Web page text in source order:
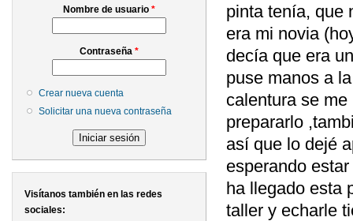
Nombre de usuario *
Contraseña *
Crear nueva cuenta
Solicitar una nueva contraseña
Visítanos también en las redes
sociales:
pinta tenía, que
era mi novia
decía que era
puse manos a
calentura se
prepararlo
así que lo dejé
esperando
ha llegado esta
taller y echarle